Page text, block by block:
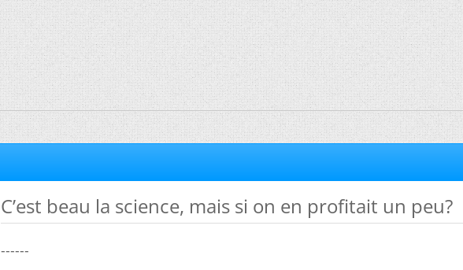
C’est beau la science, mais si on en profitait un peu?
------